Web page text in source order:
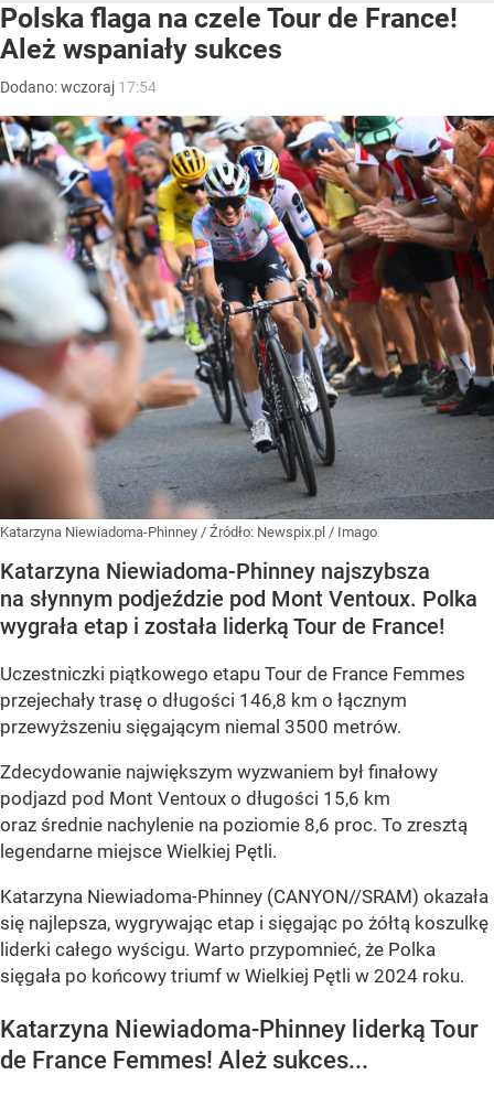
Polska flaga na czele Tour de France!
Ależ wspaniały sukces
Dodano:wczoraj 17:54
Katarzyna Niewiadoma-Phinney / Źródło: Newspix.pl / Imago
Katarzyna Niewiadoma-Phinney najszybsza
na słynnym podjeździe pod Mont Ventoux. Polka
wygrała etap i została liderką Tour de France!
Uczestniczki piątkowego etapu Tour de France Femmes
przejechały trasę o długości 146,8 km o łącznym
przewyższeniu sięgającym niemal 3500 metrów.
Zdecydowanie największym wyzwaniem był finałowy
podjazd pod Mont Ventoux o długości 15,6 km
oraz średnie nachylenie na poziomie 8,6 proc. To zresztą
legendarne miejsce Wielkiej Pętli.
Katarzyna Niewiadoma-Phinney (CANYON//SRAM) okazała
się najlepsza, wygrywając etap i sięgając po żółtą koszulkę
liderki całego wyścigu. Warto przypomnieć, że Polka
sięgała po końcowy triumf w Wielkiej Pętli w 2024 roku.
Katarzyna Niewiadoma-Phinney liderką Tour
de France Femmes! Ależ sukces...